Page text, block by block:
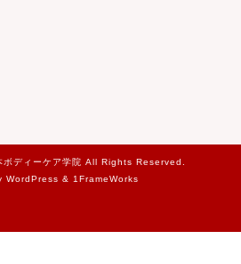
ディーケア学院 All Rights Reserved.
WordPress & 1FrameWorks